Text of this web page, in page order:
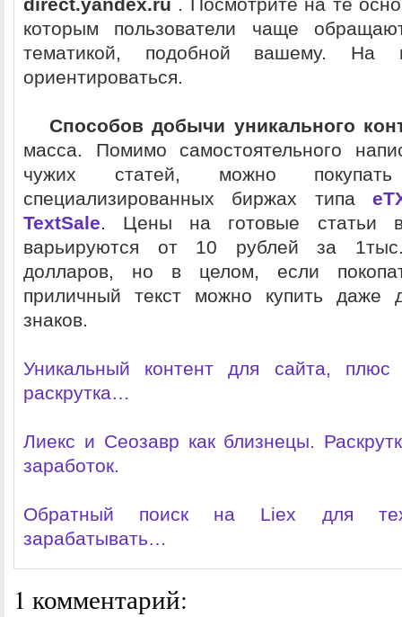
которым пользователи чаще
тематикой, подобной вашему. На
ориентироваться.
Способов добычи уникального
масса. Помимо самостоятельного
чужих статей, можно
специализированных биржах типа
TextSale. Цены на готовые статьи
варьируются от 10 рублей за
долларов, но в целом, если
приличный текст можно купить даже
знаков.
Уникальный контент для сайта, плюс
раскрутка…
Лиекс и Сеозавр как близнецы.
заработок.
Обратный поиск на Liex
для
зарабатывать…
1 комментарий: